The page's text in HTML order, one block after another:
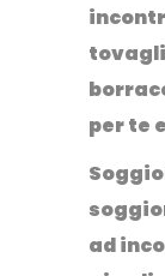
per te
ad